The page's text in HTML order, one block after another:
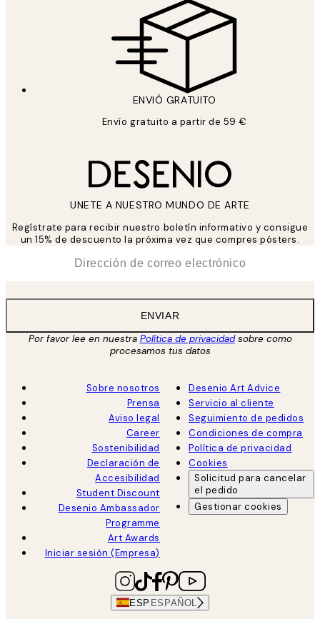
ENVIÓ GRATUITO
Envío gratuito a partir de 59 €
UNETE A NUESTRO MUNDO DE ARTE
Regístrate para recibir nuestro boletín informativo y consigue
un 15% de descuento la próxima vez que compres pósters.
ENVIAR
Por favor lee en nuestra Política de privacidadsobre como
procesamos tus datos
Sobre nosotros
Prensa
Aviso legal
Career
Sostenibilidad
Declaración de
Accesibilidad
Student Discount
Desenio Ambassador
Programme
Art Awards
Iniciar sesión (Empresa)
Desenio Art Advice
Servicio al cliente
Seguimiento de pedidos
Condiciones de compra
Política de privacidad
Cookies
Solicitud para cancelar
el pedido
Gestionar cookies
ESP ESPAÑOL